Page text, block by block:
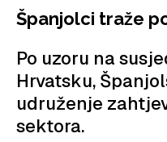
PLOVIDBA
SPIZA
VELIKE PRIČE
PRETPLATA
Španjolci traže
Po uzoru na
Hrvatsku,
udruženje
sektora.